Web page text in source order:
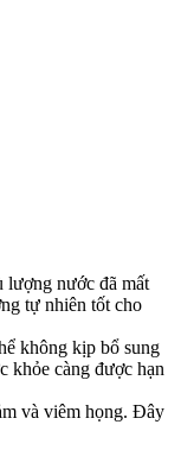
lượng nước đã mất
tự nhiên tốt cho
không kịp bổ sung
khỏe càng được hạn
và viêm họng. Đây